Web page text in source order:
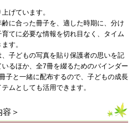
げています。
に合った冊子を、適した時期に、分け
てに必要な情報を切れ目なく、タイム
す。
子どもの写真を貼り保護者の思いを記
るほか、全7冊を綴るためのバインダー
子と一緒に配布するので、子どもの成長
ムとしても活用できます。
＞